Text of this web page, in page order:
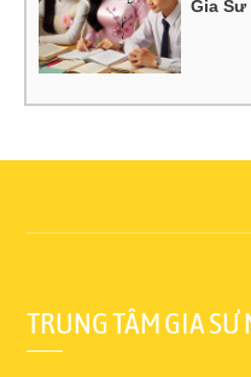
Gia
TRUNG TÂM GIA SƯ